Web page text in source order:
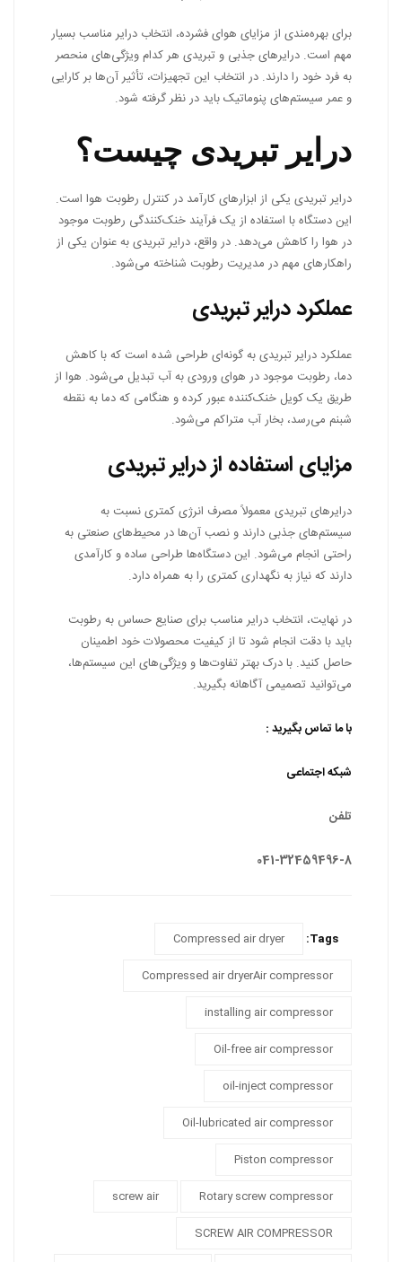
برای بهره‌مندی از مزایای هوای فشرده، انتخاب درایر مناسب بسیار
مهم است. درایرهای جذبی و تبریدی هر کدام ویژگی‌های منحصر
به فرد خود را دارند. در انتخاب این تجهیزات، تأثیر آن‌ها بر کارایی
و عمر سیستم‌های پنوماتیک باید در نظر گرفته شود.
درایر تبریدی چیست؟
درایر تبریدی یکی از ابزارهای کارآمد در کنترل رطوبت هوا است.
این دستگاه با استفاده از یک فرآیند خنک‌کنندگی رطوبت موجود
در هوا را کاهش می‌دهد. در واقع، درایر تبریدی به عنوان یکی از
راهکارهای مهم در مدیریت رطوبت شناخته می‌شود.
عملکرد درایر تبریدی
عملکرد درایر تبریدی به گونه‌ای طراحی شده است که با کاهش
دما، رطوبت موجود در هوای ورودی به آب تبدیل می‌شود. هوا از
طریق یک کویل خنک‌کننده عبور کرده و هنگامی که دما به نقطه
شبنم می‌رسد، بخار آب متراکم می‌شود.
مزایای استفاده از درایر تبریدی
درایرهای تبریدی معمولاً مصرف انرژی کمتری نسبت به
سیستم‌های جذبی دارند و نصب آن‌ها در محیط‌های صنعتی به
راحتی انجام می‌شود. این دستگاه‌ها طراحی ساده و کارآمدی
دارند که نیاز به نگهداری کمتری را به همراه دارد.
در نهایت، انتخاب درایر مناسب برای صنایع حساس به رطوبت
باید با دقت انجام شود تا از کیفیت محصولات خود اطمینان
حاصل کنید. با درک بهتر تفاوت‌ها و ویژگی‌های این سیستم‌ها،
می‌توانید تصمیمی آگاهانه بگیرید.
با ما تماس بگیرید :
شبکه اجتماعی
تلفن
041-32459496-8
Tags:
Compressed air dryer
Compressed air dryerAir compressor
installing air compressor
Oil-free air compressor
oil-inject compressor
Oil-lubricated air compressor
Piston compressor
Rotary screw compressor
screw air
SCREW AIR COMPRESSOR